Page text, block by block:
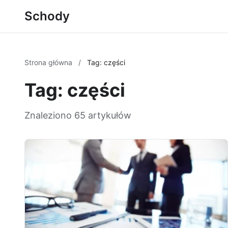
Schody
Strona główna / Tag: części
Tag: części
Znaleziono 65 artykułów